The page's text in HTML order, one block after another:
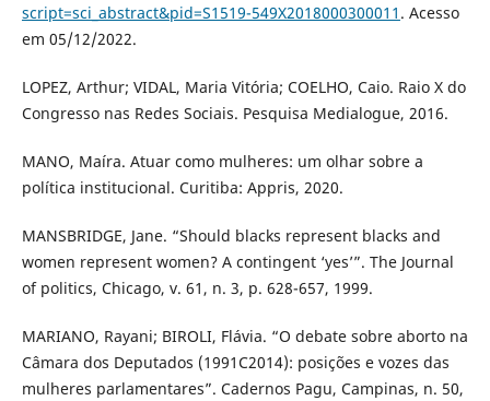
script=sci_abstract&pid=S1519-549X2018000300011 . Acesso
em 05/12/2022.
LOPEZ, Arthur; VIDAL, Maria Vitória; COELHO, Caio. Raio X do
Congresso nas Redes Sociais. Pesquisa Medialogue, 2016.
MANO, Maíra. Atuar como mulheres: um olhar sobre a
política institucional. Curitiba: Appris, 2020.
MANSBRIDGE, Jane. “Should blacks represent blacks and
women represent women? A contingent ‘yes’”. The Journal
of politics, Chicago, v. 61, n. 3, p. 628-657, 1999.
MARIANO, Rayani; BIROLI, Flávia. “O debate sobre aborto na
Câmara dos Deputados (1991C2014): posições e vozes das
mulheres parlamentares”. Cadernos Pagu, Campinas, n. 50,